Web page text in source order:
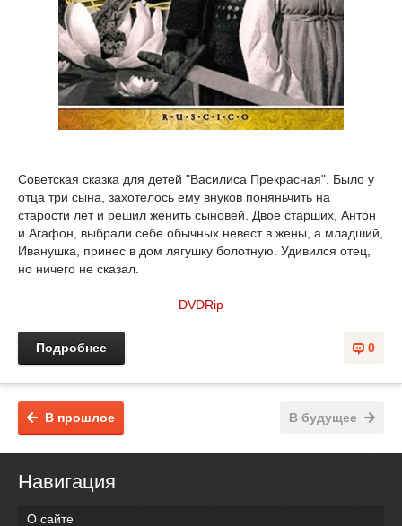
Советская сказка для детей "Василиса Прекрасная". Было у
отца три сына, захотелось ему внуков поняньчить на
старости лет и решил женить сыновей. Двое старших, Антон
и Агафон, выбрали себе обычных невест в жены, а младший,
Иванушка, принес в дом лягушку болотную. Удивился отец,
но ничего не сказал.
DVDRip
0
Подробнее
В будущее
В прошлое
Навигация
О сайте